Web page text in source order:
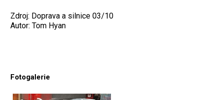
Zdroj: Doprava a silnice 03/10
Autor: Tom Hyan
Fotogalerie